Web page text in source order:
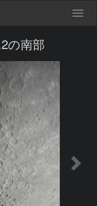
の南部